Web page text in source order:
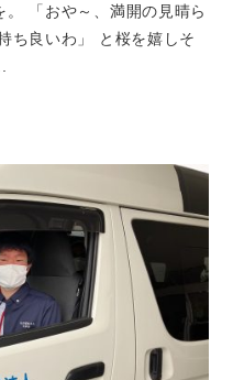
「おや～、満開の見晴ら
ち良いわ」 と桜を嬉しそ